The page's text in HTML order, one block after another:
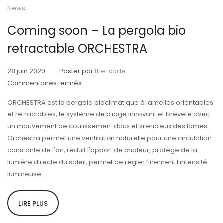
News
Coming soon – La pergola bio
retractable ORCHESTRA
28 juin 2020 Poster parthe-code
Commentaires fermés
soon
–
La
pergola
bio
retractable
ORCHESTRA est la pergola bioclimatique à lamelles orientables
et rétractables, le système de pliage innovant et breveté avec
un mouvement de coulissement doux et silencieux des lames.
Orchestra permet une ventilation naturelle pour une circulation
constante de l'air, réduit l'apport de chaleur, protège de la
lumière directe du soleil, permet de régler finement l'intensité
lumineuse...
LIRE PLUS